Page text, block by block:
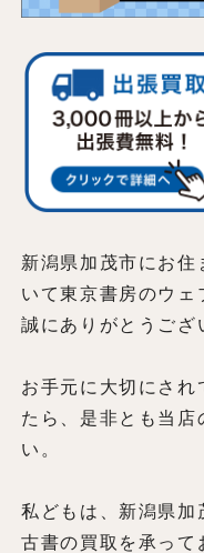
新潟県加茂市にお住
いて東京書房のウェ
誠にありがとうござ
お手元に大切にされ
たら、是非とも当店
い。
私どもは、新潟県加
古書の買取を承って